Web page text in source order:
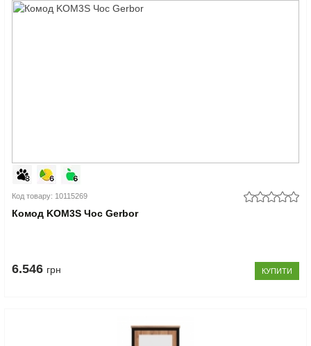
Код товару: 10115269
Комод KOM3S Чос Gerbor
6.546 грн КУПИТИ